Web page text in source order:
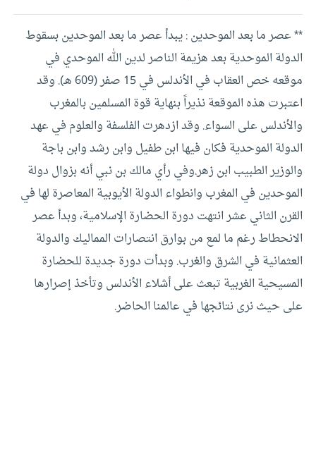
** عصر ما بعد الموحدين : يبدأ عصر ما بعد الموحدين بسقوط
الدولة الموحدية بعد هزيمة الناصر لدين الله الموحدي في
موقعه خص العقاب في الأندلس في 15 صفر (609 هـ). وقد
اعتبرت هذه الموقعة نذيراً بنهاية قوة المسلمين بالمغرب
والأندلس على السواء. وقد ازدهرت الفلسفة والعلوم في عهد
الدولة الموحدية فكان فيها ابن طفيل وابن رشد وابن باجة
والوزير الطبيب ابن زهر.وفي رأي مالك بن نبي أنه بزوال دولة
الموحدين في المغرب وانطواء الدولة الأيوبية المعاصرة لها في
القرن الثاني عشر انتهت دورة الحضارة الإسلامية، وبدأ عصر
الانحطاط رغم ما لمع من بوارق انتصارات المماليك والدولة
العثمانية في الشرق والغرب. وبدأت دورة جديدة للحضارة
المسيحية الغربية تبعث على أشلاء الأندلس وتأخذ إصرارها
على حيث نرى نتائجها في عالمنا الحاضر.